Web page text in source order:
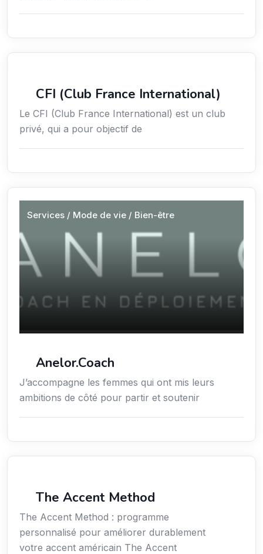
CFI (Club France International)
Le CFI (Club France International) est un club
privé, qui a pour objectif de
Services / Mode de vie / Bien-être
Anelor.Coach
J’accompagne les femmes qui ont mis leurs
ambitions de côté pour partir et soutenir
The Accent Method
The Accent Method : programme
personnalisé pour améliorer durablement
votre accent américain The Accent